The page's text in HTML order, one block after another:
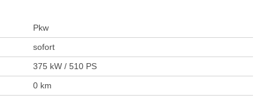
Pkw
sofort
375 kW / 510 PS
0 km